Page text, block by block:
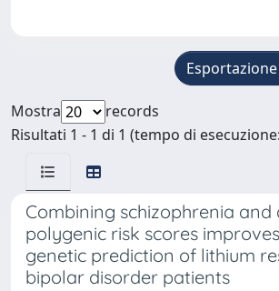
Esportazione
Mostra
records
Risultati 1 - 1 di 1 (tempo di
Combining schizophrenia and
polygenic risk scores
genetic prediction of lithium
bipolar disorder patients